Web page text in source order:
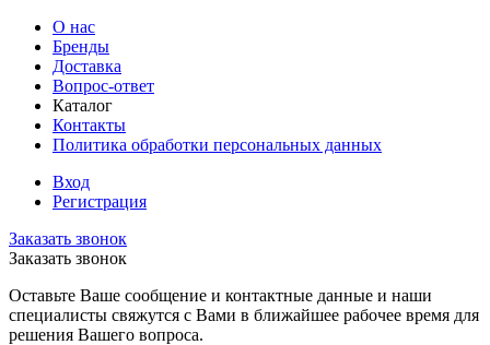
О нас
Бренды
Доставка
Вопрос-ответ
Каталог
Контакты
Политика обработки персональных данных
Вход
Регистрация
Заказать звонок
Заказать звонок
Оставьте Ваше сообщение и контактные данные и наши
специалисты свяжутся с Вами в ближайшее рабочее время для
решения Вашего вопроса.